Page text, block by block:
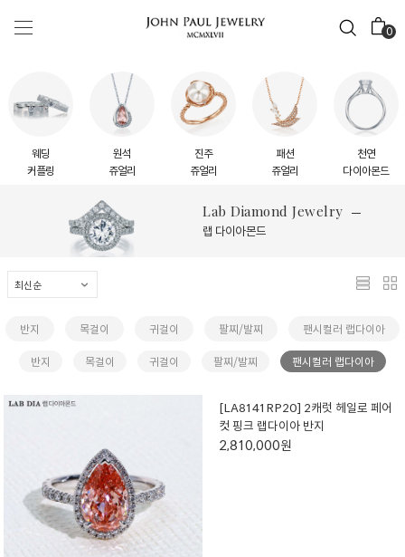
0
웨딩
커플링
원석
쥬얼리
진주
쥬얼리
패션
쥬얼리
천연
다이아몬드
Lab Diamond Jewelry
랩 다이아몬드
반지 목걸이 귀걸이 팔찌/발찌 팬시컬러 랩다이아
반지 목걸이 귀걸이 팔찌/발찌 팬시컬러 랩다이아
[LA8141RP20] 2캐럿 헤일로 페어
컷 핑크 랩다이아 반지
2,810,000원